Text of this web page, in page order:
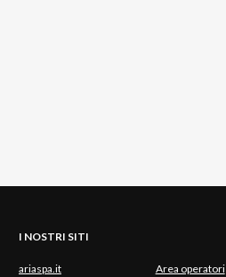
I NOSTRI SITI
ariaspa.it Area operatori